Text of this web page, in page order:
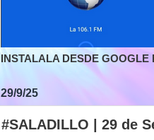
INSTALALA DESDE
29/9/25
#SALADILLO | 29 de